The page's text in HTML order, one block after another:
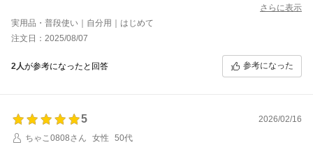
さらに表示
実用品・普段使い｜自分用｜はじめて
注文日：2025/08/07
2人が参考になったと回答 参考になった
5
2026/02/16
ちゃこ0808さん
女性 50代